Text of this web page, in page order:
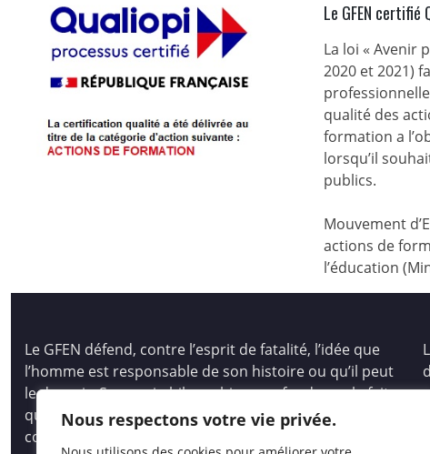
Nous respectons votre vie privée.
Le GFEN certifié
La loi « Avenir
2020 et 2021)
qualité des
formation a
lorsqu’il
publics.
Mouvement
actions de
l’éducation
Le GFEN défend, contre l’esprit de fatalité, l’idée que
l’homme est responsable de son histoire ou qu’il peut
le devenir. Son pari philosophique se fonde sur le fait
que tous les hommes, les enfants des hommes,
comme les peuples, ont des capacités immenses pour